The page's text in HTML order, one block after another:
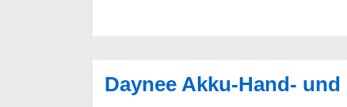
Daynee Akku-Hand-